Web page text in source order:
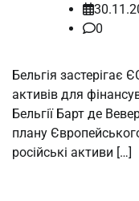
0
Бельгія застерігає
активів для
Бельгії Барт де
плану
російські активи […]